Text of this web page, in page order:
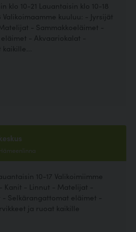
klo 10-21 Lauantaisin klo 10-18
Valikoimaamme kuuluu: - Jyrsijät
- Sammakkoeläimet -
- Akvaariokalat -
10-17 Valikoimiimme
- Kanit - Linnut - Matelijat -
- Selkärangattomat eläimet -
ja ruoat kaikille